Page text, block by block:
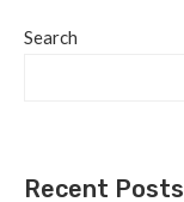
Search
Recent Posts